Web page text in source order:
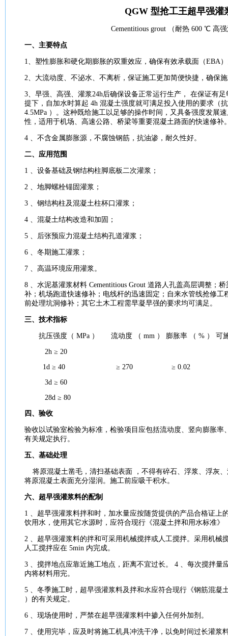
QGW 型抢工王超早强灌
Cementitious grout （ 耐热 600 ℃ 高强
一、主要特点
1、塑性膨胀和硬化期 膨胀的双重效应，确保有效承载面（EBA
2、大流动度、不泌水、不离析，保证施工更加简便快捷，确保
3、早强、高强、 灌浆24h后确保设备正常运行生产 ， 在保证有
提下，自加水时算起 4h 混凝土强度就可满足投入使用的要求 （
4.5MPa ）。这种既给施工以足够的操作时间，又具备强度发展
性，适用于机场、高速公路、 桥梁等重要混凝土路面的快速修补
4 、不含金属膨胀源，不腐蚀钢筋，抗油渗， 耐久性好。
二、应用范围
1 、 设备基础及钢结构柱脚底板二次灌浆 ；
2 、地脚螺栓锚固 灌浆 ；
3 、钢结构柱及混凝土柱杯口 灌浆 ；
4 、 混凝土结构改造和 加固 ；
5 、后张预应力混凝土结构孔道灌浆 ；
6 、冬期施工灌浆 ；
7 、高温环境应用灌浆。
8 、 水泥基灌浆材料 Cementitious Grout 道路人孔盖高层调整； 桥
补；机场跑道快速修补；电线杆的迅速固定；自来水管线抢修工
前处理坑洞修补；其它土木工程需早凝早强的要求均可满足。
三、 技术指标
抗压强度 （ MPa ） 流动度 （ mm ） 膨胀率 （ % ） 可
2h ≥ 20
1d ≥ 40 ≥ 270 ≥ 0.02
3d ≥ 60
28d ≥ 80
四、 验收
验收以试验室检验为标准 ，检验项目 应包括流动度、竖向 膨胀率
有关规定执行。
五、 基础处理
将原混凝土凿毛，清扫基础表面 ，不得有碎石、浮浆、浮灰
将原混凝土表面充分湿润。 施工前应吸干积水。
六、超早强灌浆料的配制
1 、超早强灌浆料拌和时，加水量应按随货提供的产品合格证上
饮用水，使用其它水源时，应符合现行《混凝土拌和用水标准》
2 、超早强灌浆料的拌和可采用机械搅拌或人工搅拌。采用机械
人工搅拌应在 5min 内完成。
3 、搅拌地点应靠近施工地点，距离不宜过长。 4 、每次搅拌量
内将材料用完。
5 、冬季施工时，超早强灌浆料及拌和水应符合现行《钢筋混凝
）的有关规定。
6 、现场使用时，严禁在超早强灌浆料中掺入任何外加剂。
7 、使用完毕，应及时将施工机具冲洗干净，以免时间过长灌浆